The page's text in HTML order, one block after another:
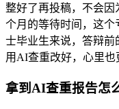
整好了再投稿，不会
个月的等待时间，这
士毕业生来说，答辩
用AI查重改好，心里也
拿到AI查重报告怎